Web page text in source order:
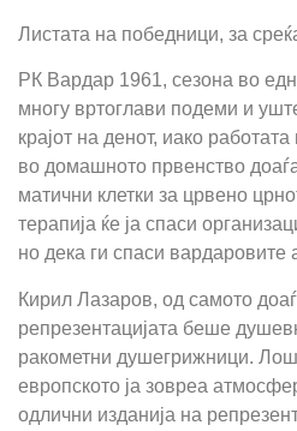
Листата на победници, за
РК Вардар 1961, сезона во
многу вртоглави подеми и
крајот на денот, иако
во домашното првенство
матични клетки за црвено
терапија ќе ја спаси
но дека ги спаси вардаровите
Кирил Лазаров, од самото
репрезентацијата беше
ракометни душегрижници.
европското ја зовреа
одлични изданија на